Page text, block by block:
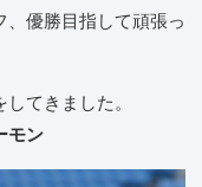
、優勝目指して頑張っ
てきました。
モン